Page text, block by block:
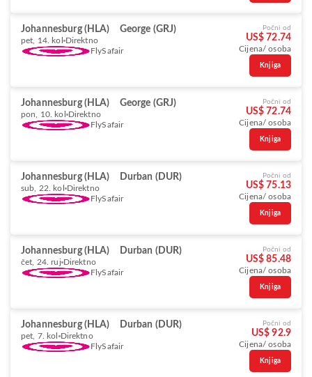
Johannesburg (HLA) George (GRJ)
pet, 14. kol Direktno
FlySafair
Počni od
US$ 72.74
Cijena/ osoba
Knjiga
Johannesburg (HLA) George (GRJ)
pon, 10. kol Direktno
FlySafair
Počni od
US$ 72.74
Cijena/ osoba
Knjiga
Johannesburg (HLA) Durban (DUR)
sub, 22. kol Direktno
FlySafair
Počni od
US$ 75.13
Cijena/ osoba
Knjiga
Johannesburg (HLA) Durban (DUR)
čet, 24. ruj Direktno
FlySafair
Počni od
US$ 85.48
Cijena/ osoba
Knjiga
Johannesburg (HLA) Durban (DUR)
pet, 7. kol Direktno
FlySafair
Počni od
US$ 92.9
Cijena/ osoba
Knjiga